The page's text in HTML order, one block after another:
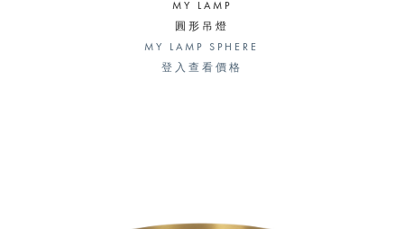
MY LAMP
圓形吊燈
MY LAMP SPHERE
登入查看價格